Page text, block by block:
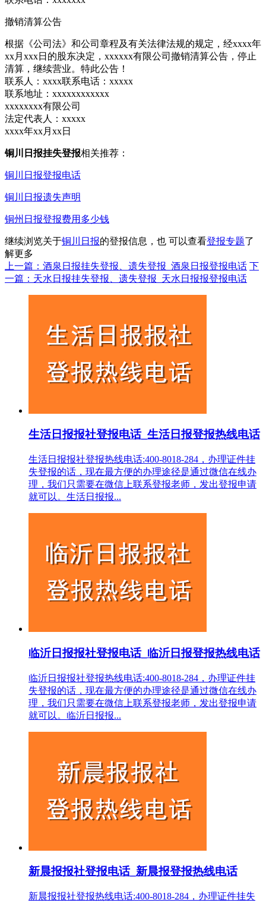
撤销清算公告
根据《公司法》和公司章程及有关法律法规的规定，经xxxx年
xx月xxx日的股东决定，xxxxxx有限公司撤销清算公告，停止
清算，继续营业。特此公告！
联系人：xxxx联系电话：xxxxx
联系地址：xxxxxxxxxxxx
xxxxxxxx有限公司
法定代表人：xxxxx
xxxx年xx月xx日
铜川日报挂失登报相关推荐：
铜川日报登报电话
铜川日报遗失声明
铜州日报登报费用多少钱
继续浏览关于铜川日报的登报信息，也 可以查看登报专题了
解更多
上一篇：酒泉日报挂失登报、遗失登报_酒泉日报登报电话 下
一篇：天水日报挂失登报、遗失登报_天水日报报登报电话
生活日报报社登报电话_生活日报登报热线电话
生活日报报社登报热线电话:400-8018-284，办理证件挂
失登报的话，现在最方便的办理途径是通过微信在线办
理，我们只需要在微信上联系登报老师，发出登报申请
就可以。生活日报报...
临沂日报报社登报电话_临沂日报登报热线电话
临沂日报报社登报热线电话:400-8018-284，办理证件挂
失登报的话，现在最方便的办理途径是通过微信在线办
理，我们只需要在微信上联系登报老师，发出登报申请
就可以。临沂日报报...
新晨报报社登报电话_新晨报登报热线电话
新晨报报社登报热线电话:400-8018-284，办理证件挂失